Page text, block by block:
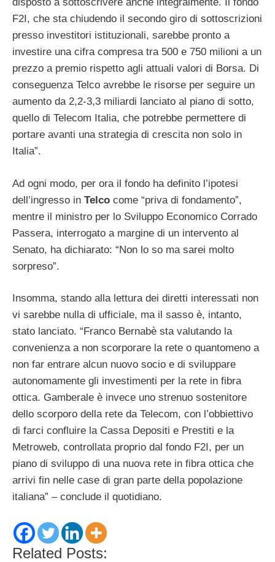
disposto a sottoscrivere anche integralmente. Il fondo
F2I, che sta chiudendo il secondo giro di sottoscrizioni
presso investitori istituzionali, sarebbe pronto a
investire una cifra compresa tra 500 e 750 milioni a un
prezzo a premio rispetto agli attuali valori di Borsa. Di
conseguenza Telco avrebbe le risorse per seguire un
aumento da 2,2-3,3 miliardi lanciato al piano di sotto,
quello di Telecom Italia, che potrebbe permettere di
portare avanti una strategia di crescita non solo in
Italia”.
Ad ogni modo, per ora il fondo ha definito l’ipotesi
dell’ingresso in Telco come “priva di fondamento”,
mentre il ministro per lo Sviluppo Economico Corrado
Passera, interrogato a margine di un intervento al
Senato, ha dichiarato: “Non lo so ma sarei molto
sorpreso”.
Insomma, stando alla lettura dei diretti interessati non
vi sarebbe nulla di ufficiale, ma il sasso è, intanto,
stato lanciato. “Franco Bernabè sta valutando la
convenienza a non scorporare la rete o quantomeno a
non far entrare alcun nuovo socio e di sviluppare
autonomamente gli investimenti per la rete in fibra
ottica. Gamberale è invece uno strenuo sostenitore
dello scorporo della rete da Telecom, con l’obbiettivo
di farci confluire la Cassa Depositi e Prestiti e la
Metroweb, controllata proprio dal fondo F2I, per un
piano di sviluppo di una nuova rete in fibra ottica che
arrivi fin nelle case di gran parte della popolazione
italiana” – conclude il quotidiano.
Related Posts: